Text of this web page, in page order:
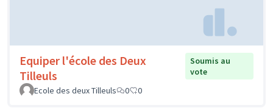
Equiper l'école des Deux
Tilleuls
Soumis au
vote
Ecole des deux Tilleuls
0 0